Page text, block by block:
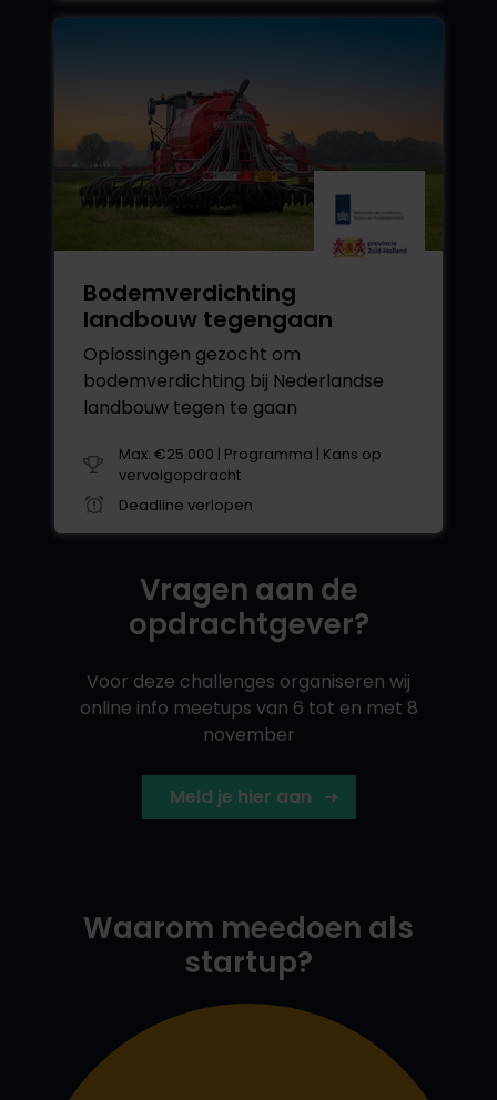
Bodemverdichting
landbouw tegengaan
Oplossingen gezocht om
bodemverdichting bij Nederlandse
landbouw tegen te gaan
Max. €25.000 | Programma | Kans op
vervolgopdracht
Deadline verlopen
Vragen aan de
opdrachtgever?
Voor deze challenges organiseren wij
online info meetups van 6 tot en met 8
november
Meld je hier aan
Waarom meedoen als
startup?